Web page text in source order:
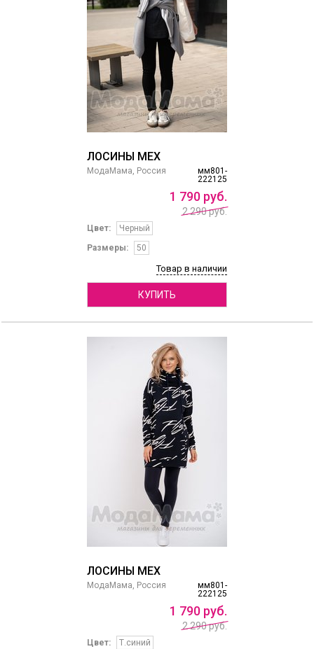
ЛОСИНЫ МЕХ
мм801-
222125
МодаМама, Россия
1 790 руб.
2 290 руб.
Цвет:
Черный
Размеры:
50
Товар в наличии
КУПИТЬ
ЛОСИНЫ МЕХ
мм801-
222125
МодаМама, Россия
1 790 руб.
2 290 руб.
Цвет:
Т.синий